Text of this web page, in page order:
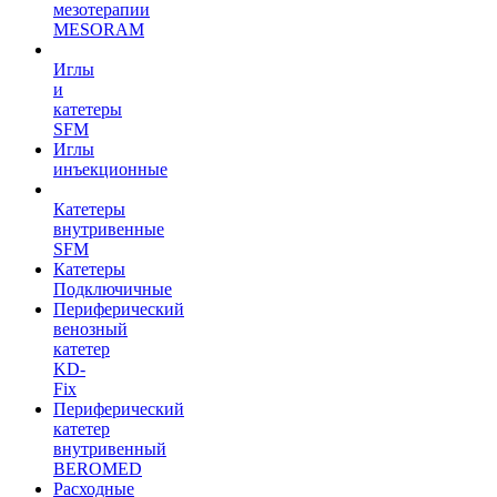
мезотерапии
MESORAM
Иглы
и
катетеры
SFM
Иглы
инъекционные
Катетеры
внутривенные
SFM
Катетеры
Подключичные
Периферический
венозный
катетер
KD-
Fix
Периферический
катетер
внутривенный
BEROMED
Расходные